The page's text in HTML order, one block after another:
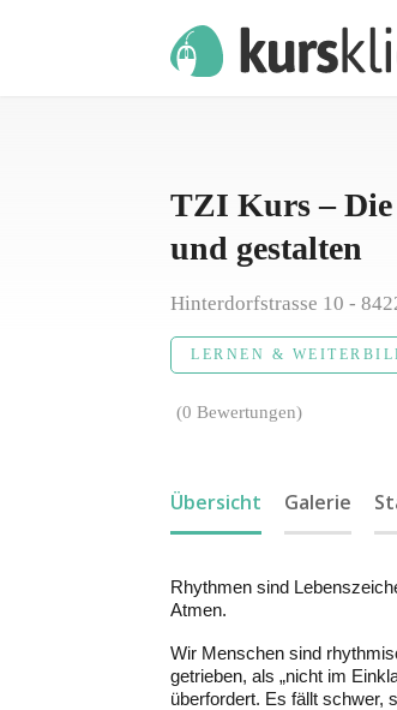
TZI Kurs – Die
und gestalten
Hinterdorfstrasse 10 -
LERNEN &
(0 Bewertungen)
Übersicht Galerie
Rhythmen sind
Atmen.
Wir Menschen sind
getrieben, als „nicht im
überfordert. Es fällt schwer,